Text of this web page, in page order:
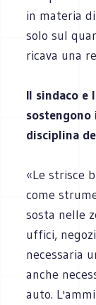
in materia
solo sul
ricava una
Il sindaco e
disciplina
«Le strisce
come
sosta nelle
uffici,
necessaria
anche
auto.